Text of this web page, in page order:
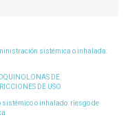
sistémica o inhalada:
DE
DE USO
sistémico o inhalado: riesgo de